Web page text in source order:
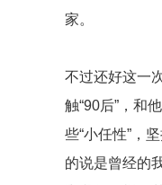
家。
不过还好这一
触“90后”，和
些“小任性”，
的说是曾经的